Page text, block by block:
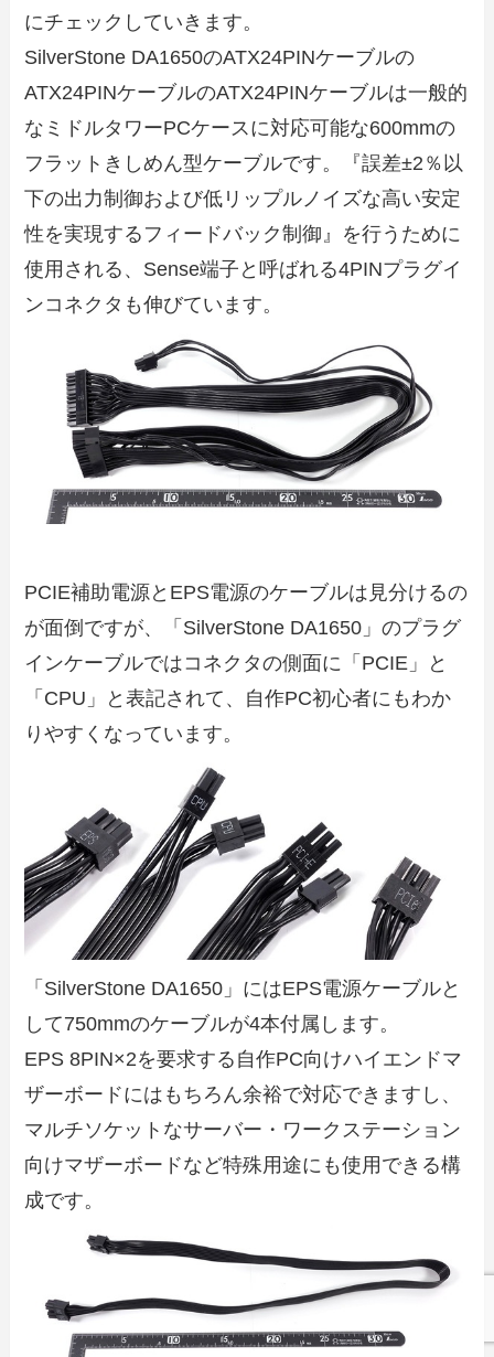
にチェックしていきます。
SilverStone DA1650のATX24PINケーブルの
ATX24PINケーブルのATX24PINケーブルは一般的
なミドルタワーPCケースに対応可能な600mmの
フラットきしめん型ケーブルです。『誤差±2％以
下の出力制御および低リップルノイズな高い安定
性を実現するフィードバック制御』を行うために
使用される、Sense端子と呼ばれる4PINプラグイ
ンコネクタも伸びています。
PCIE補助電源とEPS電源のケーブルは見分けるの
が面倒ですが、「SilverStone DA1650」のプラグ
インケーブルではコネクタの側面に「PCIE」と
「CPU」と表記されて、自作PC初心者にもわか
りやすくなっています。
「SilverStone DA1650」にはEPS電源ケーブルと
して750mmのケーブルが4本付属します。
EPS 8PIN×2を要求する自作PC向けハイエンドマ
ザーボードにはもちろん余裕で対応できますし、
マルチソケットなサーバー・ワークステーション
向けマザーボードなど特殊用途にも使用できる構
成です。